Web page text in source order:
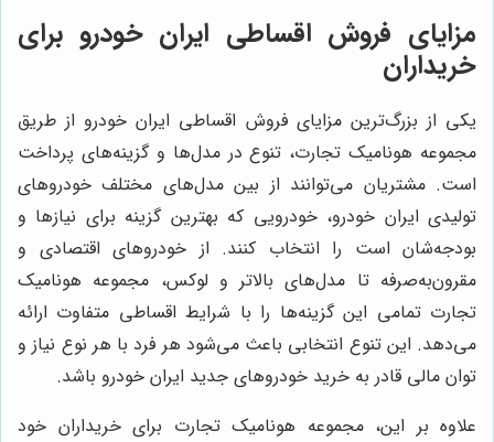
مزایای فروش اقساطی ایران خودرو برای
خریداران
یکی از بزرگ‌ترین مزایای فروش اقساطی ایران خودرو از طریق
مجموعه هونامیک تجارت، تنوع در مدل‌ها و گزینه‌های پرداخت
است. مشتریان می‌توانند از بین مدل‌های مختلف خودروهای
تولیدی ایران خودرو، خودرویی که بهترین گزینه برای نیازها و
بودجه‌شان است را انتخاب کنند. از خودروهای اقتصادی و
مقرون‌به‌صرفه تا مدل‌های بالاتر و لوکس، مجموعه هونامیک
تجارت تمامی این گزینه‌ها را با شرایط اقساطی متفاوت ارائه
می‌دهد. این تنوع انتخابی باعث می‌شود هر فرد با هر نوع نیاز و
توان مالی قادر به خرید خودروهای جدید ایران خودرو باشد.
علاوه بر این، مجموعه هونامیک تجارت برای خریداران خود